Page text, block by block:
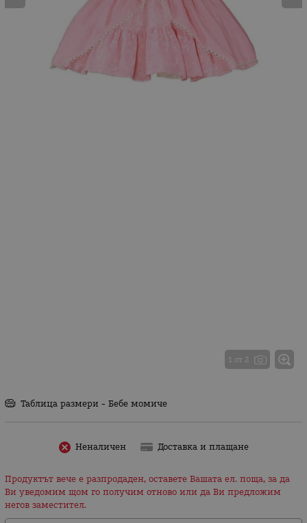
1 от 2
Таблица размери - Бебе момиче
Неналичен Доставка и плащане
Продуктът вече е разпродаден, оставете Вашата ел. поща, за да
Ви уведомим щом го получим отново или да Ви предложим
негов заместител.